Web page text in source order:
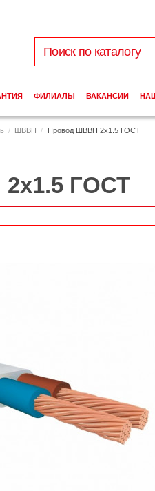
ШВВП Провод ШВВП 2х1.5 ГОСТ
ГОСТ
ФИЛИАЛЫ ВАКАНСИИ